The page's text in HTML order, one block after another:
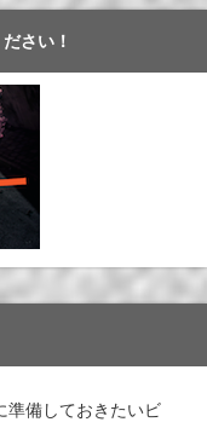
さい！
準備しておきたいビ